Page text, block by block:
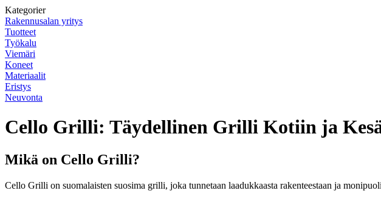
Kategorier
Rakennusalan yritys
Tuotteet
Työkalu
Viemäri
Koneet
Materiaalit
Eristys
Neuvonta
Cello Grilli: Täydellinen Grilli Kotiin ja
Mikä on Cello Grilli?
Cello Grilli on suomalaisten suosima grilli, joka tunnetaan laadukkaasta rakenteestaan ja